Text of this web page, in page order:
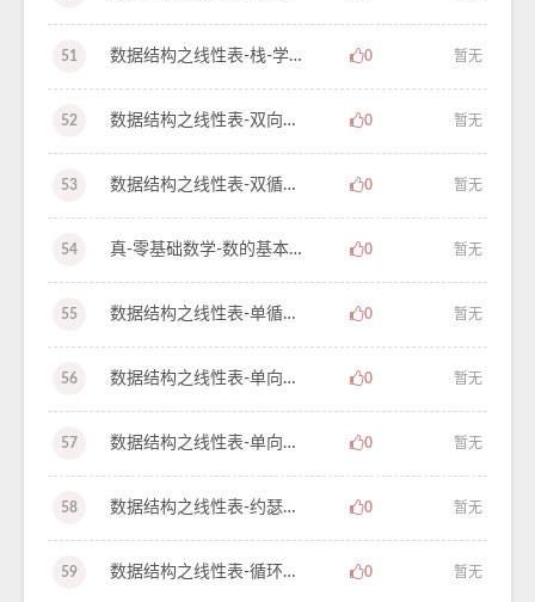
51 数据结构之线性表-栈-学习笔记-29 0 暂无
52 数据结构之线性表-双向循环链表之凯撒密码-学习笔记-28 0 暂无
53 数据结构之线性表-双循环链表-学习笔记-27 0 暂无
54 真-零基础数学-数的基本概念-学习笔记-1 0 暂无
55 数据结构之线性表-单循环链表魔术师发牌问题-学习笔记-26 0 暂无
56 数据结构之线性表-单向循环链表的尾指针（下）-学习笔记-25 0 暂无
57 数据结构之线性表-单向循环链表的尾指针（上）-学习笔记-24 0 暂无
58 数据结构之线性表-约瑟夫环-学习笔记-23 0 暂无
59 数据结构之线性表-循环链表-学习笔记-22 0 暂无